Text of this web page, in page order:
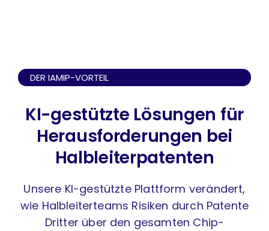
DER IAMIP-VORTEIL
KI-gestützte Lösungen für
Herausforderungen bei
Halbleiterpatenten
Unsere KI-gestützte Plattform verändert,
wie Halbleiterteams Risiken durch Patente
Dritter über den gesamten Chip-